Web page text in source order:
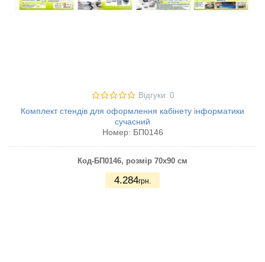
Відгуки: 0
Комплект стендів для оформлення кабінету інформатики
сучасний
Номер: БП0146
Код-БП0146, розмір 70х90 см
4.284грн.